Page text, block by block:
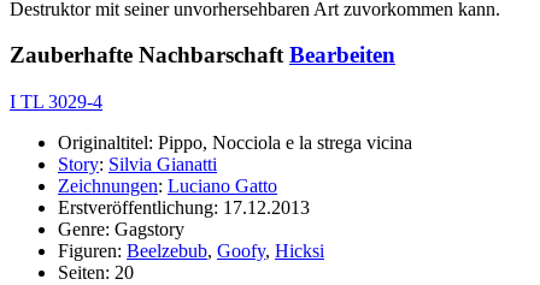
Destruktor mit seiner unvorhersehbaren Art zuvorkommen kann.
Zauberhafte Nachbarschaft Bearbeiten
I TL 3029-4
Originaltitel: Pippo, Nocciola e la strega vicina
Story: Silvia Gianatti
Zeichnungen: Luciano Gatto
Erstveröffentlichung: 17.12.2013
Genre: Gagstory
Figuren: Beelzebub, Goofy, Hicksi
Seiten: 20